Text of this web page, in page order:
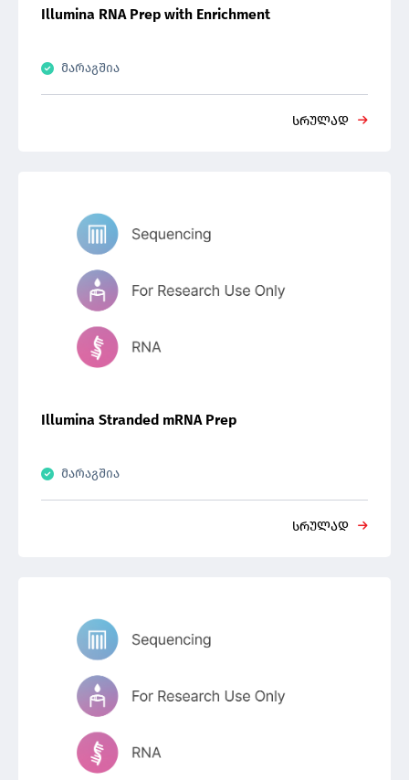
Illumina RNA Prep with Enrichment
მარაგშია
სრულად
Illumina Stranded mRNA Prep
მარაგშია
სრულად